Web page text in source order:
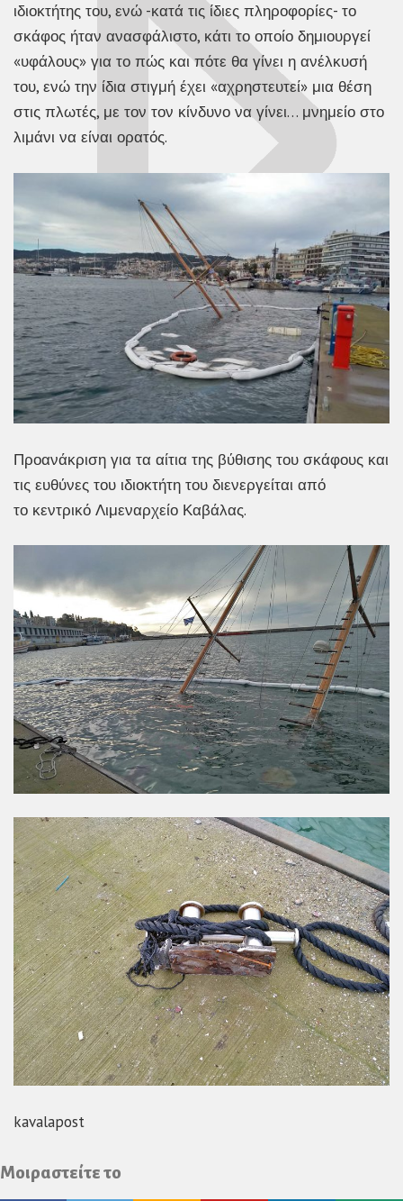
ιδιοκτήτης του, ενώ -κατά τις ίδιες πληροφορίες- το
σκάφος ήταν ανασφάλιστο, κάτι το οποίο δημιουργεί
«υφάλους» για το πώς και πότε θα γίνει η ανέλκυσή
του, ενώ την ίδια στιγμή έχει «αχρηστευτεί» μια θέση
στις πλωτές, με τον τον κίνδυνο να γίνει… μνημείο στο
λιμάνι να είναι ορατός.
Προανάκριση για τα αίτια της βύθισης του σκάφους και
τις ευθύνες του ιδιοκτήτη του διενεργείται από
το κεντρικό Λιμεναρχείο Καβάλας.
kavalapost
Μοιραστείτε το